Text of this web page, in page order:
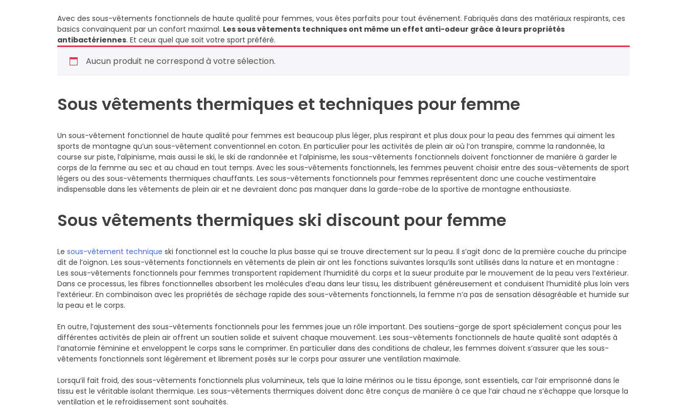
Avec des sous-vêtements fonctionnels de haute qualité pour femmes, vous êtes parfaits pour tout événement. Fabriqués dans des matériaux respirants, ces
basics convainquent par un confort maximal. Les sous vêtements techniques ont même un effet anti-odeur grâce à leurs propriétés
antibactériennes. Et ceux quel que soit votre sport préféré.
Aucun produit ne correspond à votre sélection.
Sous vêtements thermiques et techniques pour femme
Un sous-vêtement fonctionnel de haute qualité pour femmes est beaucoup plus léger, plus respirant et plus doux pour la peau des femmes qui aiment les
sports de montagne qu’un sous-vêtement conventionnel en coton. En particulier pour les activités de plein air où l’on transpire, comme la randonnée, la
course sur piste, l’alpinisme, mais aussi le ski, le ski de randonnée et l’alpinisme, les sous-vêtements fonctionnels doivent fonctionner de manière à garder le
corps de la femme au sec et au chaud en tout temps. Avec les sous-vêtements fonctionnels, les femmes peuvent choisir entre des sous-vêtements de sport
légers ou des sous-vêtements thermiques chauffants. Les sous-vêtements fonctionnels pour femmes représentent donc une couche vestimentaire
indispensable dans les vêtements de plein air et ne devraient donc pas manquer dans la garde-robe de la sportive de montagne enthousiaste.
Sous vêtements thermiques ski discount pour femme
Le sous-vêtement technique ski fonctionnel est la couche la plus basse qui se trouve directement sur la peau. Il s’agit donc de la première couche du principe
dit de l’oignon. Les sous-vêtements fonctionnels en vêtements de plein air ont les fonctions suivantes lorsqu’ils sont utilisés dans la nature et en montagne :
Les sous-vêtements fonctionnels pour femmes transportent rapidement l’humidité du corps et la sueur produite par le mouvement de la peau vers l’extérieur.
Dans ce processus, les fibres fonctionnelles absorbent les molécules d’eau dans leur tissu, les distribuent généreusement et conduisent l’humidité plus loin vers
l’extérieur. En combinaison avec les propriétés de séchage rapide des sous-vêtements fonctionnels, la femme n’a pas de sensation désagréable et humide sur
la peau et le corps.
En outre, l’ajustement des sous-vêtements fonctionnels pour les femmes joue un rôle important. Des soutiens-gorge de sport spécialement conçus pour les
différentes activités de plein air offrent un soutien solide et suivent chaque mouvement. Les sous-vêtements fonctionnels de haute qualité sont adaptés à
l’anatomie féminine et enveloppent le corps sans le comprimer. En particulier dans des conditions de chaleur, les femmes doivent s’assurer que les sous-
vêtements fonctionnels sont légèrement et librement posés sur le corps pour assurer une ventilation maximale.
Lorsqu’il fait froid, des sous-vêtements fonctionnels plus volumineux, tels que la laine mérinos ou le tissu éponge, sont essentiels, car l’air emprisonné dans le
tissu est le véritable isolant thermique. Les sous-vêtements thermiques doivent donc être conçus de manière à ce que l’air chaud ne s’échappe que lorsque la
ventilation et le refroidissement sont souhaités.